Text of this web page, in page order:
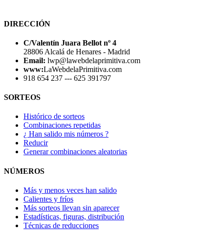
DIRECCIÓN
C/Valentín Juara Bellot nº 4
28806 Alcalá de Henares - Madrid
Email: lwp@lawebdelaprimitiva.com
www:LaWebdelaPrimitiva.com
918 654 237 --- 625 391797
SORTEOS
Histórico de sorteos
Combinaciones repetidas
¿ Han salido mis números ?
Reducir
Generar combinaciones aleatorias
NÚMEROS
Más y menos veces han salido
Calientes y fríos
Más sorteos llevan sin aparecer
Estadísticas, figuras, distribución
Técnicas de reducciones